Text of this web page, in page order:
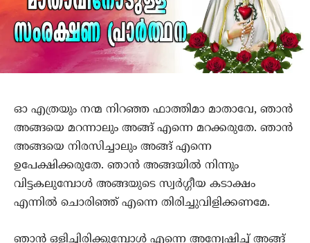
ഓ എത്രയും നന്മ നിറഞ്ഞ ഫാത്തിമാ മാതാവേ, ഞാന്‍
അങ്ങയെ മറന്നാലും അങ്ങ് എന്നെ മറക്കരുതേ. ഞാന്‍
അങ്ങയെ നിരസിച്ചാലും അങ്ങ് എന്നെ
ഉപേക്ഷിക്കരുതേ. ഞാന്‍ അങ്ങയില്‍ നിന്നും
വിട്ടകലുമ്പോള്‍ അങ്ങയുടെ സ്വര്‍ഗ്ഗീയ കടാക്ഷം
എന്നില്‍ ചൊരിഞ്ഞ് എന്നെ തിരിച്ചുവിളിക്കണമേ.
ഞാന്‍ ഒളിച്ചിരിക്കുമ്പോള്‍ എന്നെ അന്വേഷിച്ച് അങ്ങ്